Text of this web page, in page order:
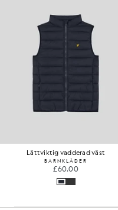
Lättviktig vadderad väst
BARNKLÄDER
£60.00